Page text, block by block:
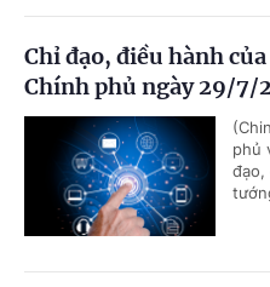
Chỉ đạo, điều hành
Chính phủ ngày 29/7/
phủ
đạo,